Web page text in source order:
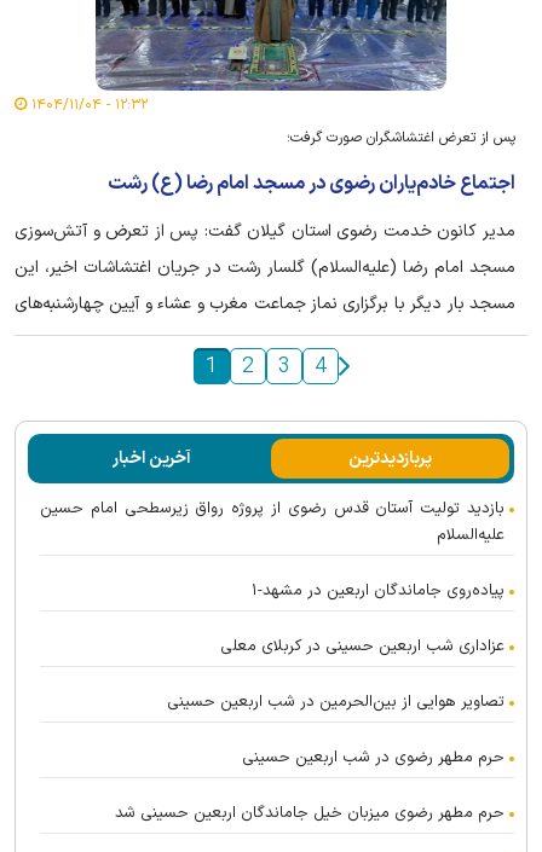
۱۲:۳۲ - ۱۴۰۴/۱۱/۰۴
پس از تعرض اغتشاشگران صورت گرفت؛
اجتماع خادم‌یاران رضوی در مسجد امام رضا (ع) رشت
مدیر کانون خدمت رضوی استان گیلان گفت: پس از تعرض و آتش‌سوزی
مسجد امام رضا (علیه‌السلام) گلسار رشت در جریان اغتشاشات اخیر، این
مسجد بار دیگر با برگزاری نماز جماعت مغرب و عشاء و آیین چهارشنبه‌های
امام رضایی، میزبان خادم‌یاران رضوی و مردم نمازگزار شد.
1 2 3 4
پربازدیدترین آخرین اخبار
بازدید تولیت آستان قدس رضوی از پروژه رواق زیرسطحی امام حسین
علیه‌السلام
پیاده‌روی جاماندگان اربعین در مشهد-۱
عزاداری شب اربعین حسینی در کربلای معلی
تصاویر هوایی از بین‌الحرمین در شب اربعین حسینی
حرم مطهر رضوی در شب اربعین حسینی
حرم مطهر رضوی میزبان خیل جاماندگان اربعین حسینی شد